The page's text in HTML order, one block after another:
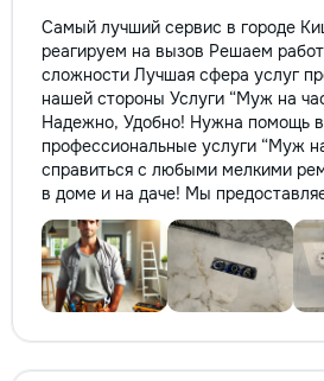
Самый лучший сервис в городе
реагируем на вызов Решаем
сложности Лучшая сфера услуг
нашей стороны Услуги “Муж на
Надежно, Удобно! Нужна помощь
профессиональные услуги “Муж
справиться с любыми мелкими
в доме и на даче! Мы